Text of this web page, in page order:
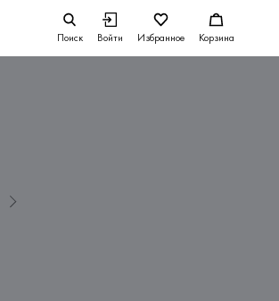
Поиск Войти Избранное Корзина